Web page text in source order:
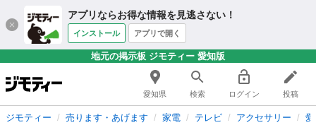
アプリならお得な情報を見逃さない！
インストール アプリで開く
地元の掲示板 ジモティー 愛知版
愛知県 検索 ログイン 投稿
ジモティー 売ります・あげます 家電 テレビ アクセサリー